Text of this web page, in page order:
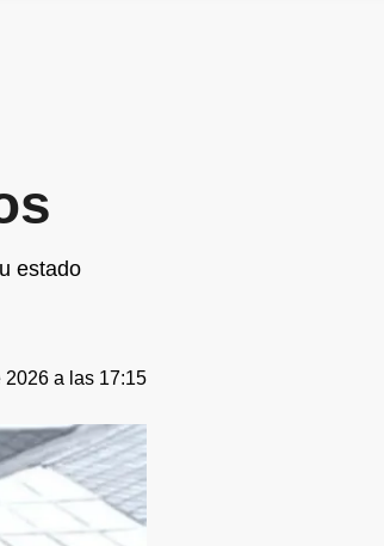
estado
2026 a las 17:15